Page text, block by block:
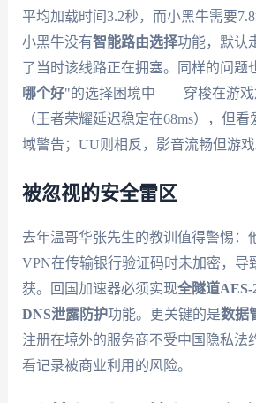
平均加载时间3.2秒，而小黑牛需要
小黑牛没有智能路由选择功能，默认
了当时该线路正在拥塞。同样的问题
哪个好"的选择困境中——穿梭在游戏
（王者荣耀延迟稳定在68ms），但
域警告；UU则相反，影音流畅但游戏
被忽视的安全雷区
去年温哥华张先生的教训值得警惕：
VPN在传输银行验证码时未加密，导
获。回国加速器必须实现全隧道AES-
DNS泄露防护功能。更关键的是数据
注册在境外的服务商不受中国隐私法
看记录被商业利用的风险。